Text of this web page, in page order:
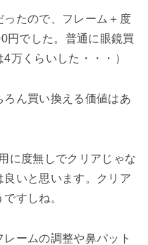
ったので、フレーム＋度
円でした。普通に眼鏡買
万くらいした・・・）
ん買い換える価値はあ
に度無しでクリアじゃな
いと思います。クリア
すしね。
ームの調整や鼻パット